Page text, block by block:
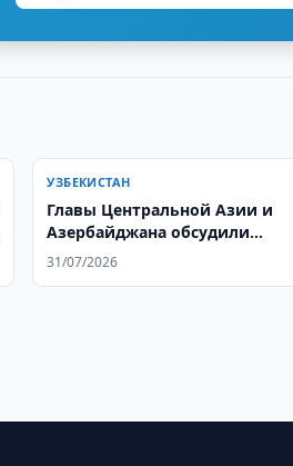
УЗБЕКИСТАН
Главы Центральной Азии и
Азербайджана обсудили
развитие региона и приняли
31/07/2026